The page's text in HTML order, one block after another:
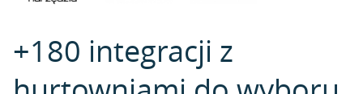
+180 integracji z